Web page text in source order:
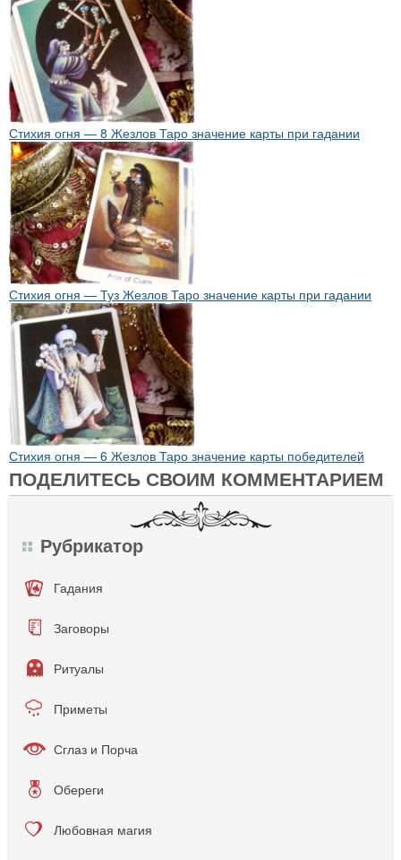
Стихия огня — 8 Жезлов Таро значение карты при гадании
Стихия огня — Туз Жезлов Таро значение карты при гадании
Стихия огня — 6 Жезлов Таро значение карты победителей
ПОДЕЛИТЕСЬ СВОИМ КОММЕНТАРИЕМ
Рубрикатор
Гадания
Заговоры
Ритуалы
Приметы
Сглаз и Порча
Обереги
Любовная магия